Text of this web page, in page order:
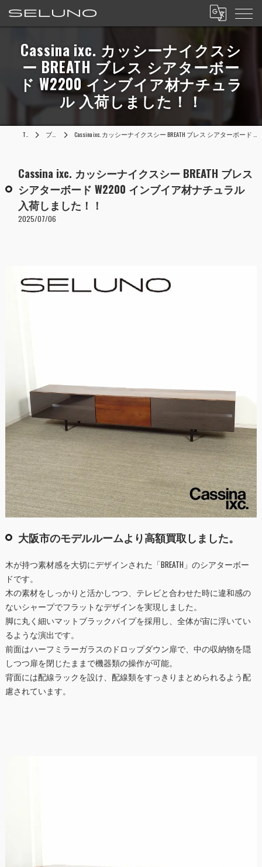
Cassina ixc. カッシーナイクスシ
ー BREATH ブレス シアターボー
ド W2200 インブイア材ナチュラ
ル 入荷しました！！
TOP ブログ Cassina ixc. カッシーナイクスシー BREATH ブレス シアターボード W2200 インブイア材ナチュラル 入荷しました！！
Cassina ixc. カッシーナイクスシー BREATH ブレス
シアターボード W2200 インブイア材ナチュラル
入荷しました！！
2025/07/06
大阪市のモデルルームより高額買取しました。
木が持つ素材感を大切にデザインされた「BREATH」のシアターボー
ドです。
木の素材をしっかりと活かしつつ、テレビと合わせた時に違和感の
ないシャープでフラットなデザインを実現しました。
脚に丸く細いマットブラックパイプを採用し、全体が宙に浮いてい
るような演出です。
前面はハーフミラーガラスのドロップダウン扉で、中の収納物を隠
しつつ扉を閉じたままで機器類の操作が可能。
背面には配線ラックを設け、配線類をすっきりまとめられるよう配
慮されています。